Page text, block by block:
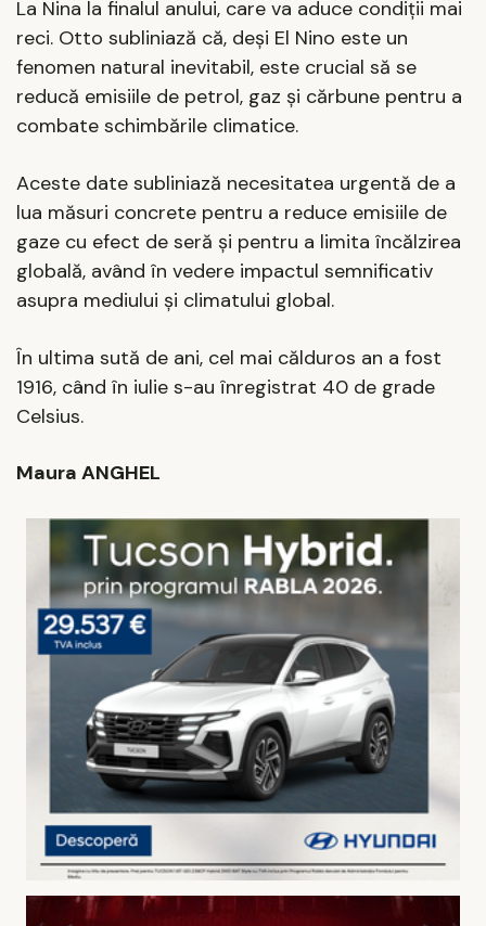
La Nina la finalul anului, care va aduce condiții mai
reci. Otto subliniază că, deși El Nino este un
fenomen natural inevitabil, este crucial să se
reducă emisiile de petrol, gaz și cărbune pentru a
combate schimbările climatice.
Aceste date subliniază necesitatea urgentă de a
lua măsuri concrete pentru a reduce emisiile de
gaze cu efect de seră și pentru a limita încălzirea
globală, având în vedere impactul semnificativ
asupra mediului și climatului global.
În ultima sută de ani, cel mai călduros an a fost
1916, când în iulie s-au înregistrat 40 de grade
Celsius.
Maura ANGHEL